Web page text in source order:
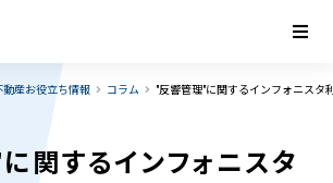
動産お役立ち情報 コラム "反響管理"に関するインフォニスタ
関するインフォニスタ